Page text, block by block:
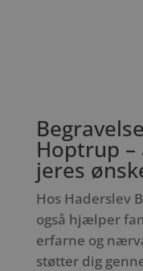
Hoptrup
jeres
Hos Haderslev
også hjælper
erfarne og
støtter dig